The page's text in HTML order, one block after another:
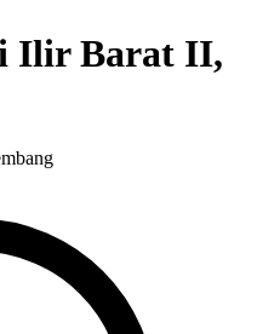
Ilir Barat II,